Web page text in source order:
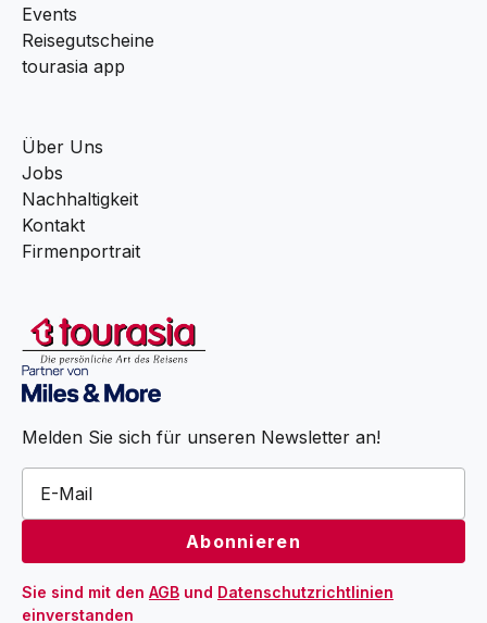
Events
Reisegutscheine
tourasia app
Über Uns
Jobs
Nachhaltigkeit
Kontakt
Firmenportrait
Melden Sie sich für unseren Newsletter an!
Sie sind mit den AGB und Datenschutzrichtlinien
einverstanden